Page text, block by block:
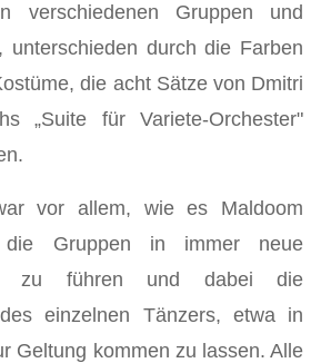
verschiedenen Gruppen und
unterschieden durch die Farben
die acht Sätze von Dmitri
„Suite für Variete-Orchester"
vor allem, wie es Maldoom
Gruppen in immer neue
zu führen und dabei die
einzelnen Tänzers, etwa in
Geltung kommen zu lassen. Alle